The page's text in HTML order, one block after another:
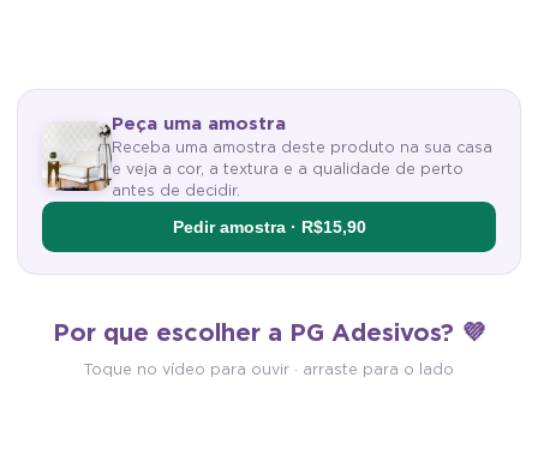
Peça uma amostra
Receba uma amostra deste produto na sua casa
e veja a cor, a textura e a qualidade de perto
antes de decidir.
Pedir amostra · R$15,90
Por que escolher a PG Adesivos? 💜
Toque no vídeo para ouvir · arraste para o lado
Material antimofo e antibacteriano:
mais saúde e higiene para o seu
Vinílico com cola própria: é
descolar e aplicar. Sem cola